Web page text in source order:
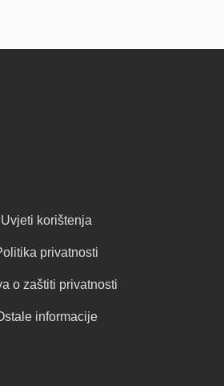
Uvjeti korištenja
privatnosti
o zaštiti privatnosti
informacije